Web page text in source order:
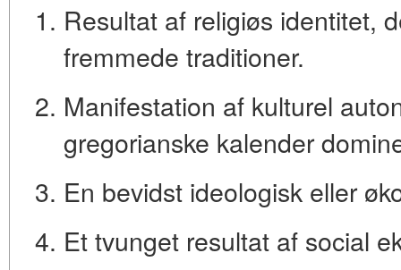
Resultat af religiøs identitet,
fremmede traditioner.
Manifestation af kulturel
gregorianske kalender
En bevidst ideologisk eller
Et tvunget resultat af social